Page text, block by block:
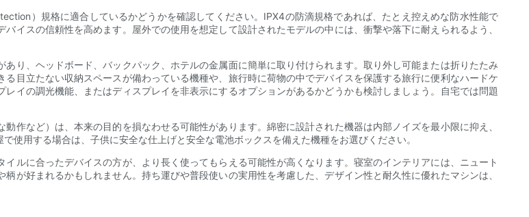
）規格に適合しているかどうかを確認してください。IPX4の防滴規格であれば、たとえ控えめな防水性能で
イスの信頼性を高めます。屋外での使用を想定して設計されたモデルの中には、衝撃や落下に耐えられるよう、
り、ヘッドボード、バックパック、ホテルの金属面に簡単に取り付けられます。取り外し可能または折りたたみ
目立たない収納スペースが備わっている機種や、旅行時に荷物の中でデバイスを保護する旅行に便利なハードケ
イの調光機能、またはディスプレイを非表示にするオプションがあるかどうかも検討しましょう。自宅では問題
作など）は、本来の目的を損なわせる可能性があります。綿密に設計された機器は内部ノイズを最小限に抑え、
用する場合は、子供に安全な仕上げと安全な電池ボックスを備えた機種をお選びください。
ルに合ったデバイスの方が、より長く使ってもらえる可能性が高くなります。寝室のインテリアには、ニュート
が好まれるかもしれません。持ち運びや普段使いの実用性を考慮した、デザイン性と耐久性に優れたマシンは、